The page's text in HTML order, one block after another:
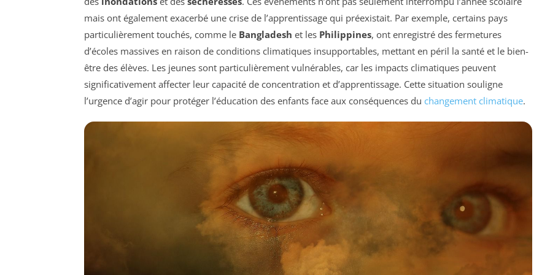
mais ont également exacerbé une crise de l’apprentissage qui préexistait. Par exemple, certains pays
particulièrement touchés, comme le Bangladesh et les Philippines, ont enregistré des fermetures
d’écoles massives en raison de conditions climatiques insupportables, mettant en péril la santé et le bien-
être des élèves. Les jeunes sont particulièrement vulnérables, car les impacts climatiques peuvent
significativement affecter leur capacité de concentration et d’apprentissage. Cette situation souligne
l’urgence d’agir pour protéger l’éducation des enfants face aux conséquences du changement climatique.